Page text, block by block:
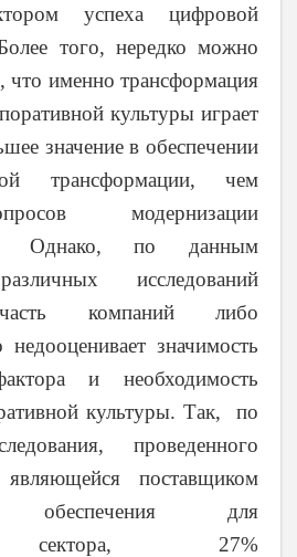
успеха цифровой
того, нередко можно
что именно трансформация
культуры играет
значение в обеспечении
трансформации, чем
модернизации
Однако, по данным
исследований
часть компаний либо
значимость
и необходимость
культуры. Так, по
проведенного
поставщиком
обеспечения для
сектора, 27%